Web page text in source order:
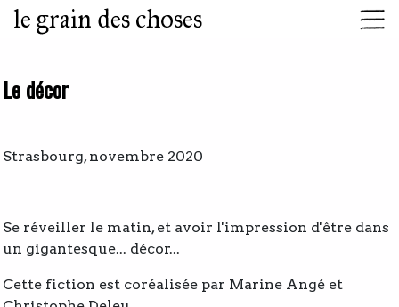
le grain des choses
Le décor
Strasbourg, novembre 2020
Se réveiller le matin, et avoir l'impression d'être dans
un gigantesque... décor...
Cette fiction est coréalisée par Marine Angé et